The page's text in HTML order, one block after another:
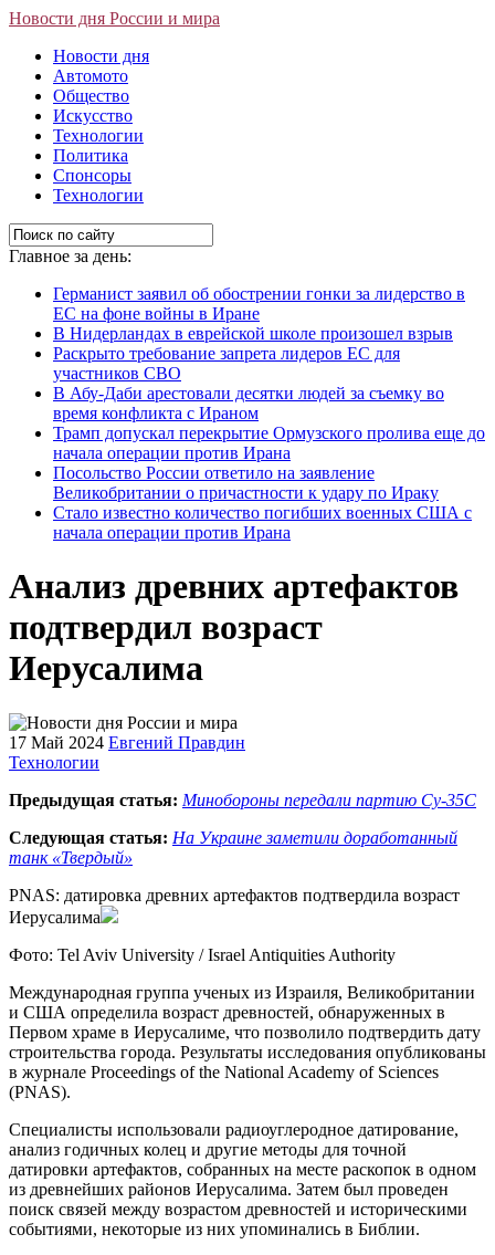
Новости дня России и мира
Новости дня
Автомото
Общество
Искусство
Технологии
Политика
Спонсоры
Технологии
Главное за день:
Германист заявил об обострении гонки за лидерство в
ЕС на фоне войны в Иране
В Нидерландах в еврейской школе произошел взрыв
Раскрыто требование запрета лидеров ЕС для
участников СВО
В Абу-Даби арестовали десятки людей за съемку во
время конфликта с Ираном
Трамп допускал перекрытие Ормузского пролива еще до
начала операции против Ирана
Посольство России ответило на заявление
Великобритании о причастности к удару по Ираку
Стало известно количество погибших военных США с
начала операции против Ирана
Анализ древних артефактов
подтвердил возраст
Иерусалима
17 Май 2024 Евгений Правдин
Технологии
Предыдущая статья: Минобороны передали партию Су-35С
Следующая статья: На Украине заметили доработанный
танк «Твердый»
PNAS: датировка древних артефактов подтвердила возраст
Иерусалима
Фото: Tel Aviv University / Israel Antiquities Authority
Международная группа ученых из Израиля, Великобритании
и США определила возраст древностей, обнаруженных в
Первом храме в Иерусалиме, что позволило подтвердить дату
строительства города. Результаты исследования опубликованы
в журнале Proceedings of the National Academy of Sciences
(PNAS).
Специалисты использовали радиоуглеродное датирование,
анализ годичных колец и другие методы для точной
датировки артефактов, собранных на месте раскопок в одном
из древнейших районов Иерусалима. Затем был проведен
поиск связей между возрастом древностей и историческими
событиями, некоторые из них упоминались в Библии.